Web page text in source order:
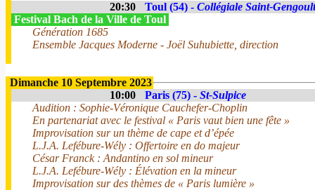
20:30 Toul (54) - Collégiale Saint-Gengoult
Festival Bach de la Ville de Toul
Génération 1685
Ensemble Jacques Moderne - Joël Suhubiette, direction
Dimanche 10 Septembre 2023
10:00
Paris (75) - St-Sulpice
Audition : Sophie-Véronique Cauchefer-Choplin
En partenariat avec le festival « Paris vaut bien une fête »
Improvisation sur un thème de cape et d’épée
L.J.A. Lefébure-Wély : Offertoire en do majeur
César Franck : Andantino en sol mineur
L.J.A. Lefébure-Wély : Élévation en la mineur
Improvisation sur des thèmes de « Paris lumière »